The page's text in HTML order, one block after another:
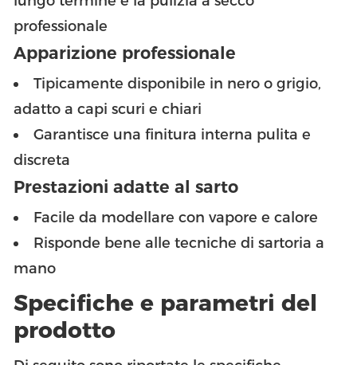
professionale
Apparizione professionale
Tipicamente disponibile in nero o grigio,
adatto a capi scuri e chiari
Garantisce una finitura interna pulita e
discreta
Prestazioni adatte al sarto
Facile da modellare con vapore e calore
Risponde bene alle tecniche di sartoria a
mano
Specifiche e parametri del
prodotto